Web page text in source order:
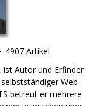
4907 Artikel
ist Autor und Erfinder
Web-
betreut er mehrere